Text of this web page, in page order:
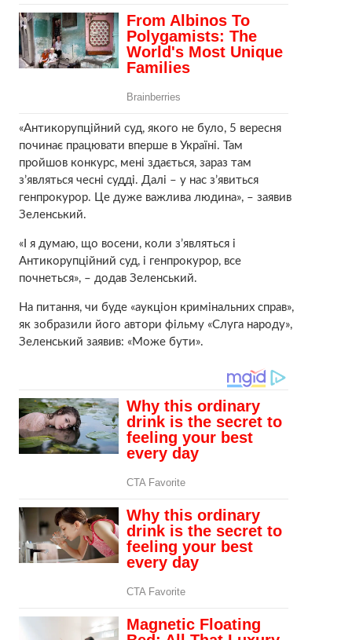
«Антикорупційний суд, якого не було, 5 вересня
починає працювати вперше в Україні. Там
пройшов конкурс, мені здається, зараз там
з’являться чесні судді. Далі – у нас з’явиться
генпрокурор. Це дуже важлива людина», – заявив
Зеленський.
«І я думаю, що восени, коли з’являться і
Антикорупційний суд, і генпрокурор, все
почнеться», – додав Зеленський.
На питання, чи буде «аукціон кримінальних справ»,
як зобразили його автори фільму «Слуга народу»,
Зеленський заявив: «Може бути».